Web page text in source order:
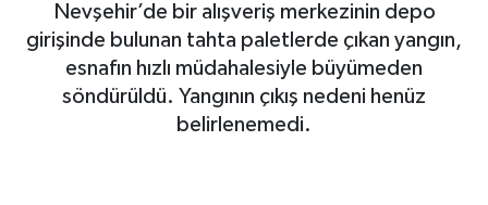
Nevşehir’de bir alışveriş merkezinin depo
girişinde bulunan tahta paletlerde çıkan yangın,
esnafın hızlı müdahalesiyle büyümeden
söndürüldü. Yangının çıkış nedeni henüz
belirlenemedi.
SİYASET
EKONOMİ
Süper Lig Puan Durumu ve Fikstür
Tüm Manşetler
Son Dakika Haberleri